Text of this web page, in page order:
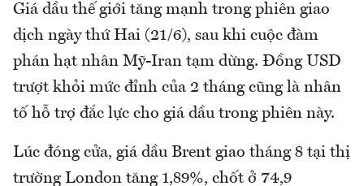
Giá dầu thế giới tăng mạnh trong phiên giao
dịch ngày thứ Hai (21/6), sau khi cuộc đàm
phán hạt nhân Mỹ-Iran tạm dừng. Đồng USD
trượt khỏi mức đỉnh của 2 tháng cũng là nhân
tố hỗ trợ đắc lực cho giá dầu trong phiên này.
Lúc đóng cửa, giá dầu Brent giao tháng 8 tại thị
trường London tăng 1,89%, chốt ở 74,9